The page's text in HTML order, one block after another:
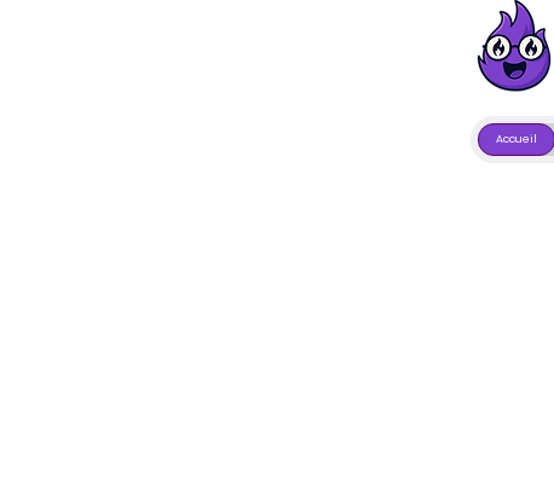
Accueil